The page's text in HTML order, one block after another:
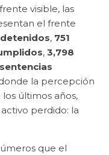
visible, las
el frente
, 751
, 3,798
la percepción
últimos años,
perdido: la
que el